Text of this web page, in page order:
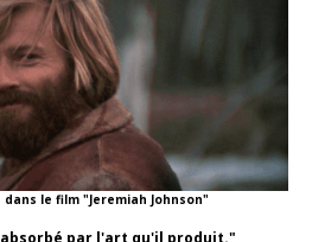
le film "Jeremiah Johnson"